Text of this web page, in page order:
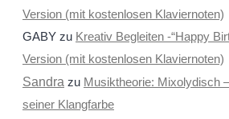
Version (mit kostenlosen Klaviernoten)
GABYzu Kreativ Begleiten -“Happy
Version (mit kostenlosen Klaviernoten)
Sandra zu Musiktheorie: Mixolydisch
seiner Klangfarbe